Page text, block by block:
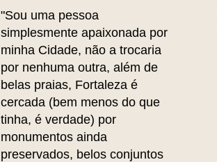
"Sou uma pessoa
simplesmente apaixonada por
minha Cidade, não a trocaria
por nenhuma outra, além de
belas praias, Fortaleza é
cercada (bem menos do que
tinha, é verdade) por
monumentos ainda
preservados, belos conjuntos